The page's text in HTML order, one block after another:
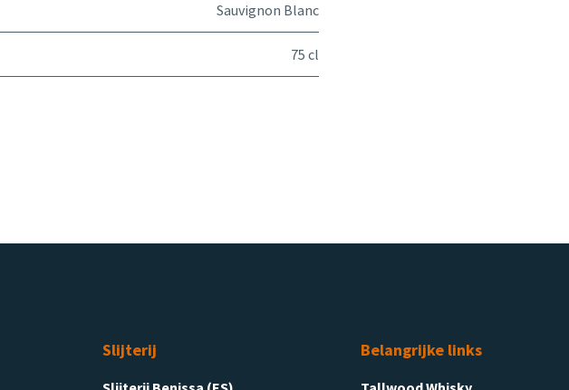
Sauvignon Blanc
75 cl
Slijterij Belangrijke links